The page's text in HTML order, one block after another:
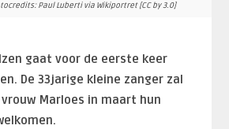
Paul Luberti via Wikiportret [CC by 3.0]
gaat voor de eerste keer
De 33jarige kleine zanger zal
Marloes in maart hun